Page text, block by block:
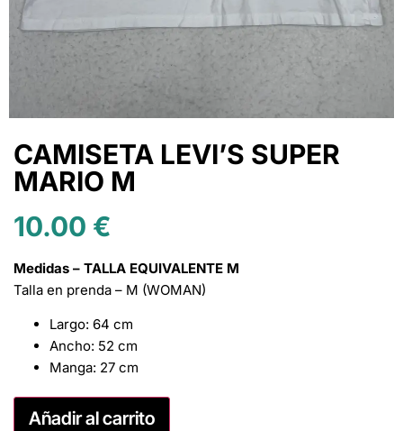
CAMISETA LEVI’S SUPER
MARIO M
10.00 €
Medidas – TALLA EQUIVALENTE M
Talla en prenda – M (WOMAN)
Largo: 64 cm
Ancho: 52 cm
Manga: 27 cm
Añadir al carrito